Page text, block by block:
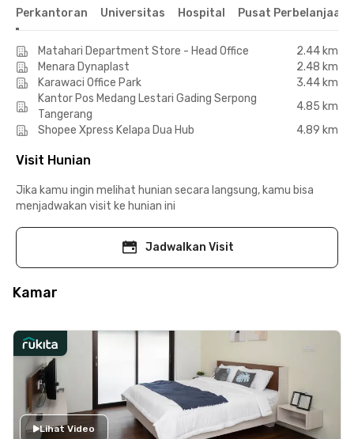
Perkantoran Universitas Hospital Pusat Perbelanjaan
Matahari Department Store - Head Office
2.44 km
Menara Dynaplast
2.48 km
Karawaci Office Park
3.44 km
Kantor Pos Medang Lestari Gading Serpong
Tangerang
4.85 km
Shopee Xpress Kelapa Dua Hub
4.89 km
Visit Hunian
Jika kamu ingin melihat hunian secara langsung, kamu bisa
menjadwakan visit ke hunian ini
Jadwalkan Visit
Kamar
Lihat Video